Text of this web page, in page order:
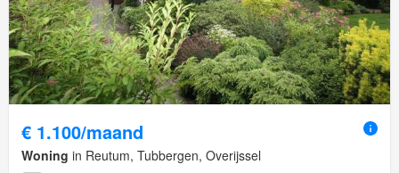
€ 1.100/maand
Woning in Reutum, Tubbergen, Overijssel